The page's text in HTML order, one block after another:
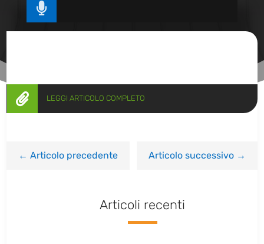

 LEGGI ARTICOLO COMPLETO
←Articolo precedente Articolo successivo→
Articoli recenti